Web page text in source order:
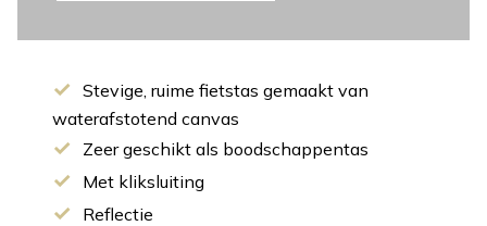
Stevige, ruime fietstas gemaakt van
waterafstotend canvas
Zeer geschikt als boodschappentas
Met kliksluiting
Reflectie